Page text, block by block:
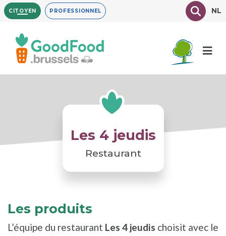
Aller
au
contenu
principal
CITOYEN PROFESSIONNEL TexteNL
Les 4 jeudis
Restaurant
Les produits
L’équipe du restaurant Les 4 jeudis choisit avec le